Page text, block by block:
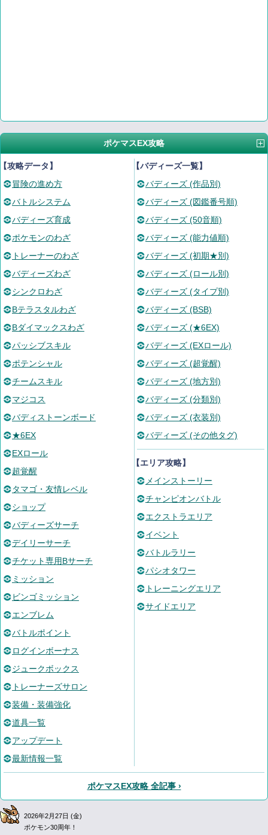
ポケマスEX攻略
攻略データ】
冒険の進め方
バトルシステム
バディーズ育成
ポケモンのわざ
トレーナーのわざ
バディーズわざ
シンクロわざ
Bテラスタルわざ
Bダイマックスわざ
パッシブスキル
ポテンシャル
チームスキル
マジコス
バディストーンボード
★6EX
EXロール
超覚醒
タマゴ・友情レベル
ショップ
バディーズサーチ
デイリーサーチ
チケット専用Bサーチ
ミッション
ビンゴミッション
エンブレム
バトルポイント
ログインボーナス
ジュークボックス
トレーナーズサロン
装備・装備強化
道具一覧
アップデート
最新情報一覧
【バディーズ一覧】
バディーズ (作品別)
バディーズ (図鑑番号順)
バディーズ (50音順)
バディーズ (能力値順)
バディーズ (初期★別)
バディーズ (ロール別)
バディーズ (タイプ別)
バディーズ (BSB)
バディーズ (★6EX)
バディーズ (EXロール)
バディーズ (超覚醒)
バディーズ (地方別)
バディーズ (分類別)
バディーズ (衣装別)
バディーズ (その他タグ)
【エリア攻略】
メインストーリー
チャンピオンバトル
エクストラエリア
イベント
バトルラリー
パシオタワー
トレーニングエリア
サイドエリア
ポケマスEX攻略 全記事 ›
2026年2月27日 (金)
ポケモン30周年！